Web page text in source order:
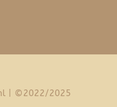
| ©2022/2025